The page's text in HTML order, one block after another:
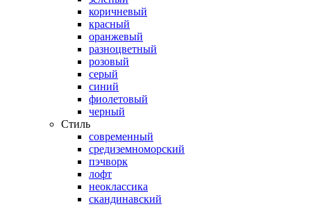
коричневый
красный
оранжевый
разноцветный
розовый
серый
синий
фиолетовый
черный
Стиль
современный
средиземноморский
пэчворк
лофт
неоклассика
скандинавский